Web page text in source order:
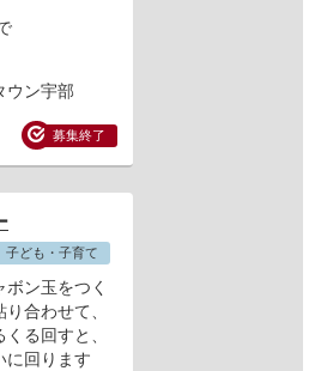
ウン宇部
募集終了
子ども・子育て
ン玉をつく
合わせて、
る回すと、
に回ります